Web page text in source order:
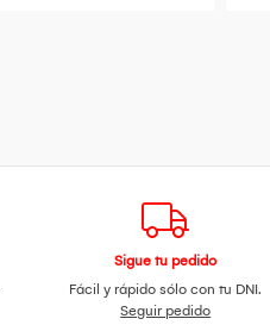
Sigue tu pedido
Fácil y rápido sólo con tu DNI.
Seguir pedido